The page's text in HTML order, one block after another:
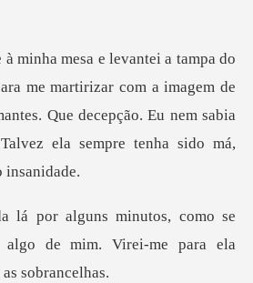
martirizar com a imagem de
Que decepção. Eu nem sabia
mo se
algo de mim. Virei-me